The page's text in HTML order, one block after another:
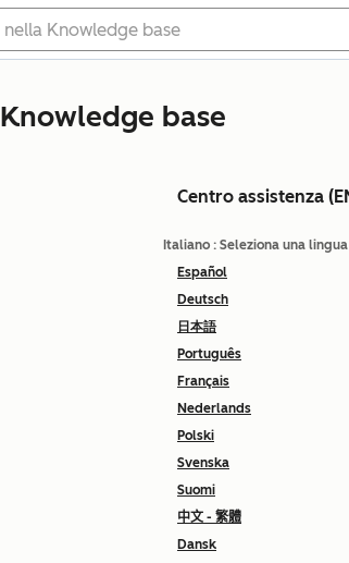
Knowledge base
Centro assistenza
Italiano : Seleziona una lingua
Español
Deutsch
日本語
Português
Français
Nederlands
Polski
Svenska
Suomi
中文 - 繁體
Dansk